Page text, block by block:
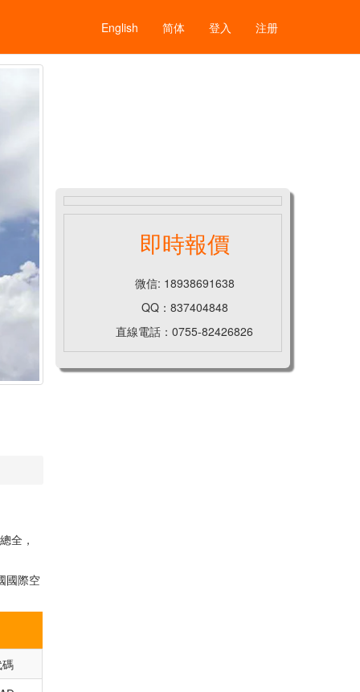
English 简体 登入 注册
全，
國際空
即時報價
微信: 18938691638
QQ：837404848
直線電話：0755-82426826